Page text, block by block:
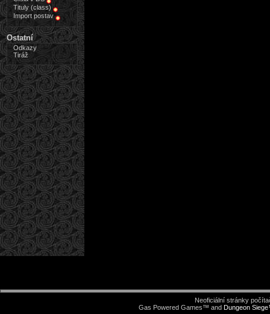
Tituly (class)
Import postav
Ostatní
Odkazy
Tiráž
Neoficiální stránky
Gas Powered Games™ and Dungeon